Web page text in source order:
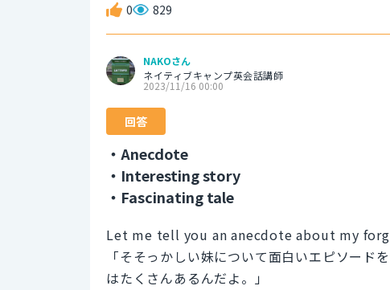
0 829
NAKOさん
ネイティブキャンプ英会話講師
2023/11/16 00:00
回答
・Anecdote
・Interesting story
・Fascinating tale
Let me tell you an anecdote about my
「そそっかしい妹について面白いエピソード
はたくさんあるんだよ。」